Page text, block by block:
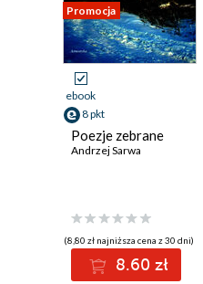
Promocja
ebook
8 pkt
Poezje zebrane
Andrzej Sarwa
(8,80 zł najniższa cena z 30 dni)
8.60 zł